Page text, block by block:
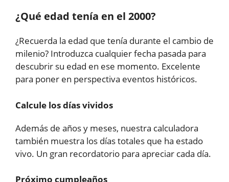
¿Qué edad tenía en el 2000?
¿Recuerda la edad que tenía durante el cambio de
milenio? Introduzca cualquier fecha pasada para
descubrir su edad en ese momento. Excelente
para poner en perspectiva eventos históricos.
Calcule los días vividos
Además de años y meses, nuestra calculadora
también muestra los días totales que ha estado
vivo. Un gran recordatorio para apreciar cada día.
Próximo cumpleaños